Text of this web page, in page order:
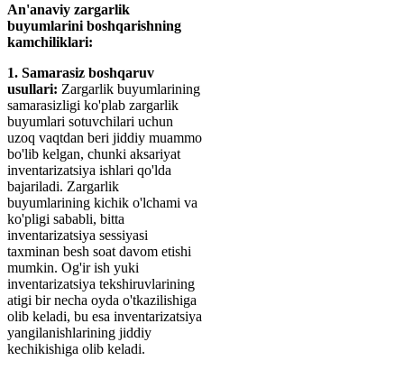
An'anaviy zargarlik
buyumlarini boshqarishning
kamchiliklari:
1. Samarasiz boshqaruv
usullari: Zargarlik buyumlarining
samarasizligi ko'plab zargarlik
buyumlari sotuvchilari uchun
uzoq vaqtdan beri jiddiy muammo
bo'lib kelgan, chunki aksariyat
inventarizatsiya ishlari qo'lda
bajariladi. Zargarlik
buyumlarining kichik o'lchami va
ko'pligi sababli, bitta
inventarizatsiya sessiyasi
taxminan besh soat davom etishi
mumkin. Og'ir ish yuki
inventarizatsiya tekshiruvlarining
atigi bir necha oyda o'tkazilishiga
olib keladi, bu esa inventarizatsiya
yangilanishlarining jiddiy
kechikishiga olib keladi.